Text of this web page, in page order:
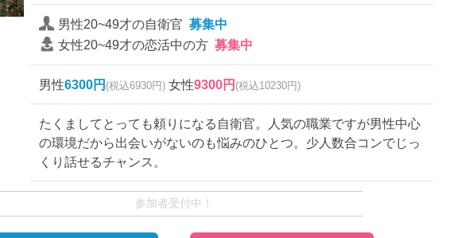
男性20~49才の自衛官 募集中
女性20~49才の恋活中の方 募集中
男性6300円 (税込6930円) 女性9300円 (税込10230円)
たくましてとっても頼りになる自衛官。人気の職業ですが男性中心
の環境だから出会いがないのも悩みのひとつ。少人数合コンでじっ
くり話せるチャンス。
参加者受付中！